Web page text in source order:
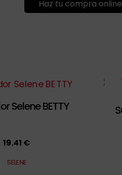
Haz tu compra
Selene BETTY
19.41 €
SELENE